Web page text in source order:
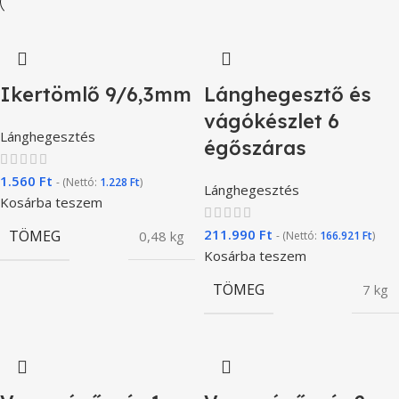
Ikertömlő 9/6,3mm
Lánghegesztés
1.560 Ft - (Nettó: 1.228 Ft)
Kosárba teszem
TÖMEG 0,48 kg
Lánghegesztő és
vágókészlet 6
égőszáras
Lánghegesztés
211.990 Ft - (Nettó: 166.921 Ft)
Kosárba teszem
TÖMEG 7 kg